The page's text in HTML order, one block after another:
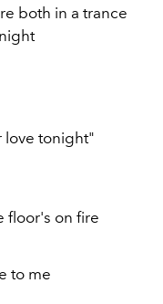
both in a trance
love tonight"
floor's on fire
to me